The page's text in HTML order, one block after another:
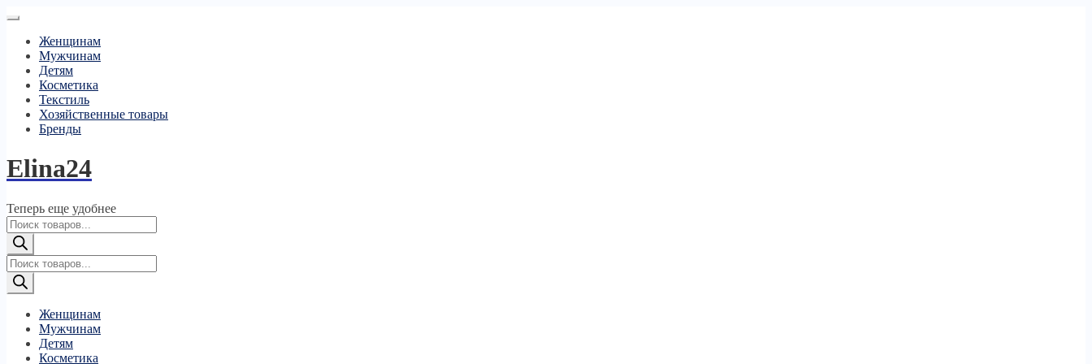
Женщинам
Мужчинам
Детям
Косметика
Текстиль
Хозяйственные товары
Бренды
Elina24
Теперь еще удобнее
Поиск
товаров
Поиск
товаров
Женщинам
Мужчинам
Детям
Косметика